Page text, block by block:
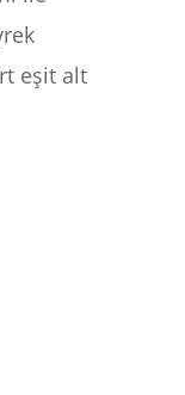
eşit alt